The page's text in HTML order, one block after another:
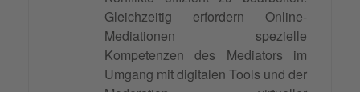
Gleichzeitig erfordern Online-
Mediationen spezielle
Kompetenzen des Mediators im
Umgang mit digitalen Tools und der